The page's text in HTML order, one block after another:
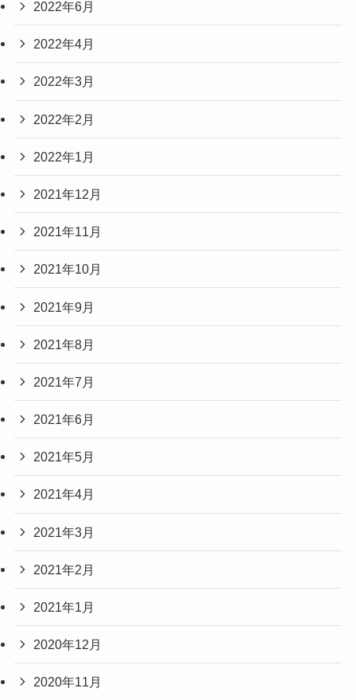
2022年6月
2022年4月
2022年3月
2022年2月
2022年1月
2021年12月
2021年11月
2021年10月
2021年9月
2021年8月
2021年7月
2021年6月
2021年5月
2021年4月
2021年3月
2021年2月
2021年1月
2020年12月
2020年11月